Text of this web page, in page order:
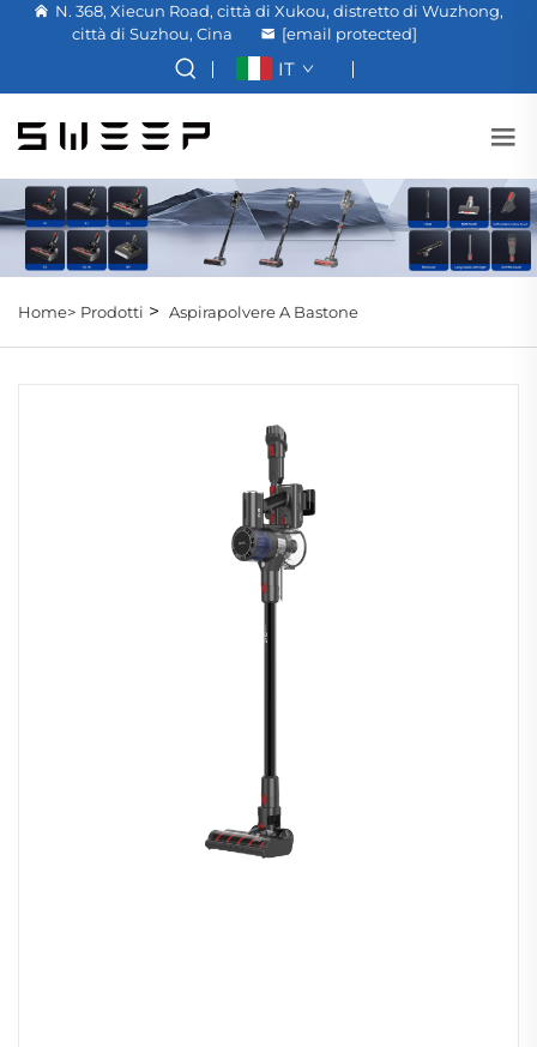
N. 368, Xiecun Road, città di Xukou, distretto di Wuzhong,
città di Suzhou, Cina
[email protected]
IT
Home> Prodotti > Aspirapolvere A Bastone